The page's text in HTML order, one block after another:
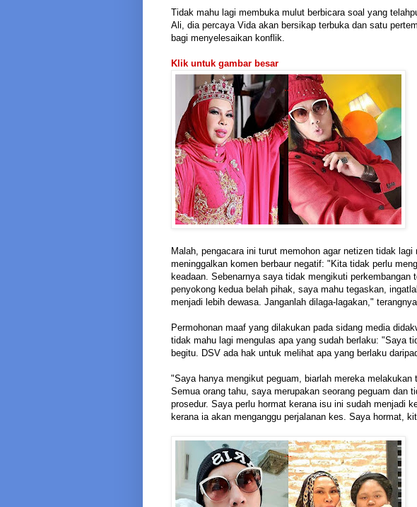
Tidak mahu lagi membuka mulut berbicara soal yang
Ali, dia percaya Vida akan bersikap terbuka dan satu
bagi menyelesaikan konflik.
Klik untuk gambar besar
Malah, pengacara ini turut memohon agar netizen tidak lagi
meninggalkan komen berbaur negatif: "Kita tidak perlu
keadaan. Sebenarnya saya tidak mengikuti
penyokong kedua belah pihak, saya mahu tegaskan,
menjadi lebih dewasa. Janganlah dilaga-lagakan," terangnya
Permohonan maaf yang dilakukan pada sidang media
tidak mahu lagi mengulas apa yang sudah berlaku: "Saya
begitu. DSV ada hak untuk melihat apa yang berlaku
"Saya hanya mengikut peguam, biarlah mereka melakukan
Semua orang tahu, saya merupakan seorang peguam dan
prosedur. Saya perlu hormat kerana isu ini sudah menjadi
kerana ia akan menganggu perjalanan kes. Saya hormat,